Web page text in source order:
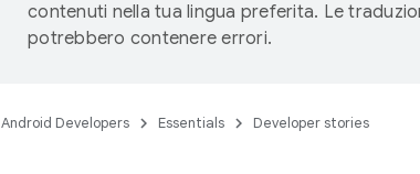
contenuti nella tua lingua preferita. Le
potrebbero contenere errori.
Android Developers Essentials Developer stories